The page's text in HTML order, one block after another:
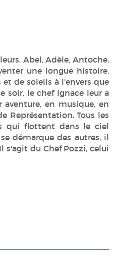
Abel, Adèle, Antoche,
une longue histoire,
de soleils à l'envers que
soir, le chef Ignace leur a
en musique, en
Représentation. Tous les
qui flottent dans le ciel
démarque des autres, il
s'agit du Chef Pozzi, celui